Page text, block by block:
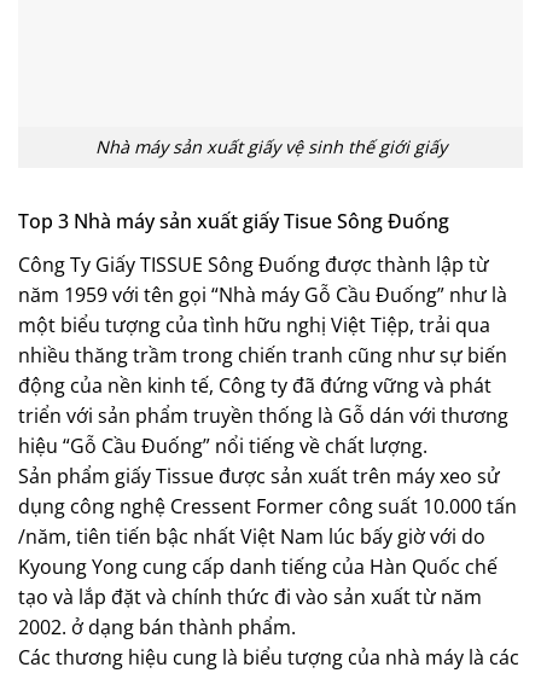
Nhà máy sản xuất giấy vệ sinh thế giới giấy
Top 3 Nhà máy sản xuất giấy Tisue Sông Đuống
Công Ty Giấy TISSUE Sông Đuống được thành lập từ
năm 1959 với tên gọi “Nhà máy Gỗ Cầu Đuống” như là
một biểu tượng của tình hữu nghị Việt Tiệp, trải qua
nhiều thăng trầm trong chiến tranh cũng như sự biến
động của nền kinh tế, Công ty đã đứng vững và phát
triển với sản phẩm truyền thống là Gỗ dán với thương
hiệu “Gỗ Cầu Đuống” nổi tiếng về chất lượng.
Sản phẩm giấy Tissue được sản xuất trên máy xeo sử
dụng công nghệ Cressent Former công suất 10.000 tấn
/năm, tiên tiến bậc nhất Việt Nam lúc bấy giờ với do
Kyoung Yong cung cấp danh tiếng của Hàn Quốc chế
tạo và lắp đặt và chính thức đi vào sản xuất từ năm
2002. ở dạng bán thành phẩm.
Các thương hiệu cung là biểu tượng của nhà máy là các